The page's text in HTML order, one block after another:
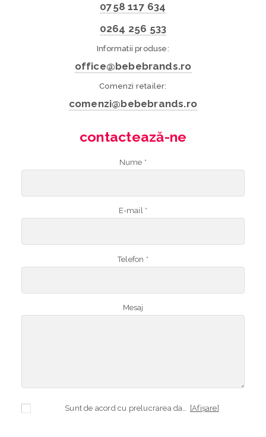
0758 117 634
0264 256 533
Informatii produse:
office@bebebrands.ro
Comenzi retailer:
comenzi@bebebrands.ro
contactează-ne
Nume *
E-mail *
Telefon *
Mesaj
[Afișare]